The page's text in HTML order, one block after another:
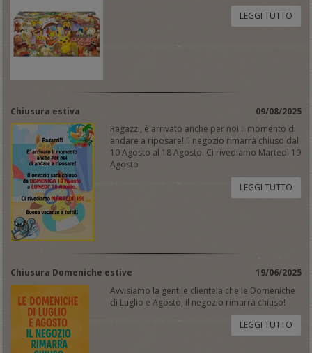
LEGGI TUTTO
Chiusura estiva
09/08/2025
Ragazzi, è arrivato anche per noi il momento di
andare a riposare! Il negozio rimarrà chiuso dal
10 Agosto al 18 Agosto. Ci rivediamo Martedì 19
Agosto
LEGGI TUTTO
Chiusura Domeniche estive
19/06/2025
Avvisiamo la gentile clientela che le Domeniche
di Luglio e Agosto, il negozio rimarrà chiuso!
LEGGI TUTTO